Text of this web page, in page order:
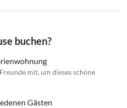
buchen?
mit, um dieses schöne
Gästen